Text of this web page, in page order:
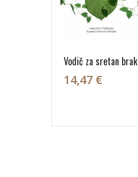
Vodič za sretan brak
14,47 €